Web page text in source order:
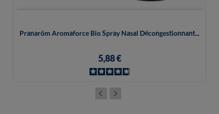
Pranarôm Aromaforce Bio Spray Nasal Décongestionnant...
5,88 €